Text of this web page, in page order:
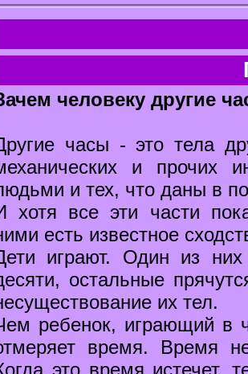
человеку другие
часы - это тела
и прочих
и тех, что даны в
хотя все эти части
есть известное
играют. Один из
остальные
их тел.
ребенок, играющий в
время. Время
это время истечет,